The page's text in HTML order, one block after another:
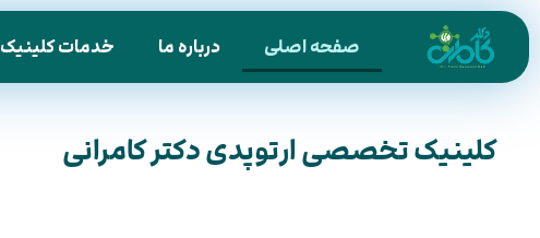
صفحه اصلی درباره ما خدمات کلینیک
کلینیک تخصصی ارتوپدی دکتر کامرانی